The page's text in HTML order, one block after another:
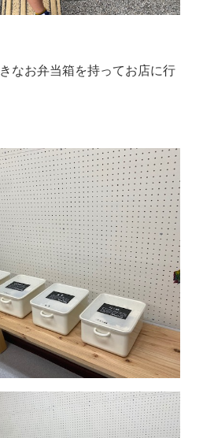
なお弁当箱を持ってお店に行